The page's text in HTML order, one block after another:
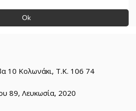
Ok
10 Κολωνάκι, Τ.Κ. 106 74
89, Λευκωσία, 2020